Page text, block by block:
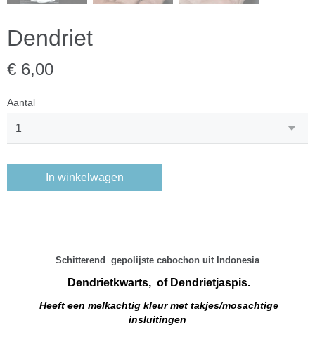
Dendriet
€ 6,00
Aantal
In winkelwagen
Schitterend gepolijste cabochon uit Indonesia
Dendrietkwarts, of Dendrietjaspis.
Heeft een melkachtig kleur met takjes/mosachtige
insluitingen